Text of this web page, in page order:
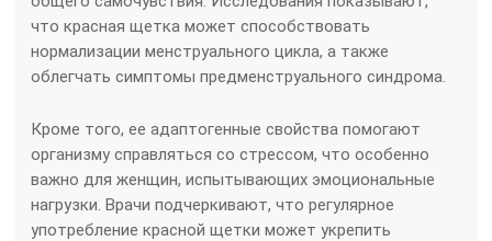
что красная щетка может способствовать
нормализации менструального цикла, а также
облегчать симптомы предменструального синдрома.
Кроме того, ее адаптогенные свойства помогают
организму справляться со стрессом, что особенно
важно для женщин, испытывающих эмоциональные
нагрузки. Врачи подчеркивают, что регулярное
употребление красной щетки может укрепить